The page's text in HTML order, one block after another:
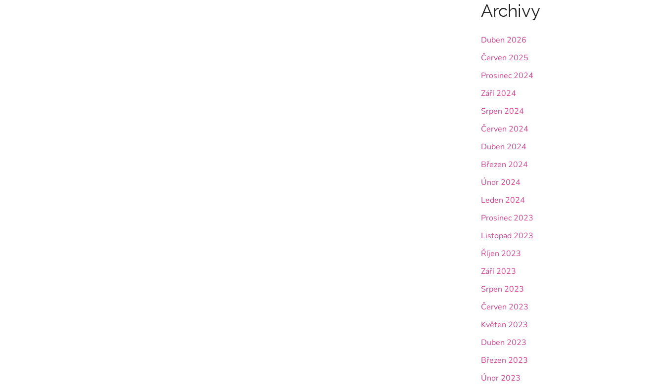
Archivy
Duben 2026
Červen 2025
Prosinec 2024
Září 2024
Srpen 2024
Červen 2024
Duben 2024
Březen 2024
Únor 2024
Leden 2024
Prosinec 2023
Listopad 2023
Říjen 2023
Září 2023
Srpen 2023
Červen 2023
Květen 2023
Duben 2023
Březen 2023
Únor 2023